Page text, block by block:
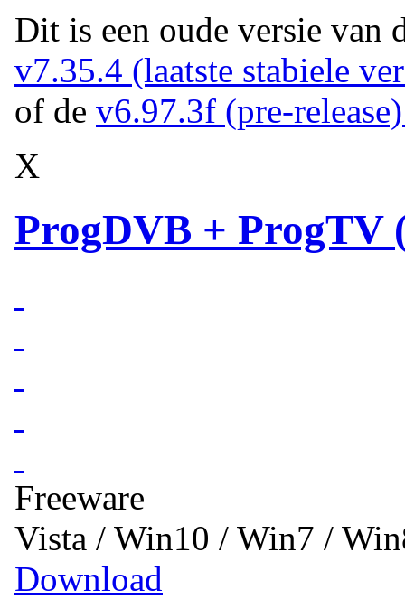
Dit is een oude versie van
v7.35.4 (laatste stabiele
of de v6.97.3f (pre-
X
ProgDVB + ProgTV
Freeware
Vista / Win10 / Win7 /
Download